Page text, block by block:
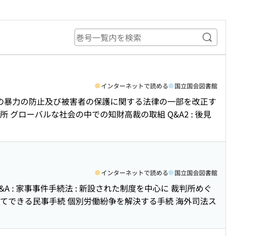
巻号一覧内を検索
インターネットで読める 国立国会図書館
力の防止及び被害者の保護に関する法律の一部を改正す
グローバルな社会の中での知財高裁の取組 Q&A2 : 後見
インターネットで読める 国立国会図書館
: 家事事件手続法 : 新設された制度を中心に 裁判所めぐ
できる民事手続 個別労働紛争を解決する手続 海外司法ス